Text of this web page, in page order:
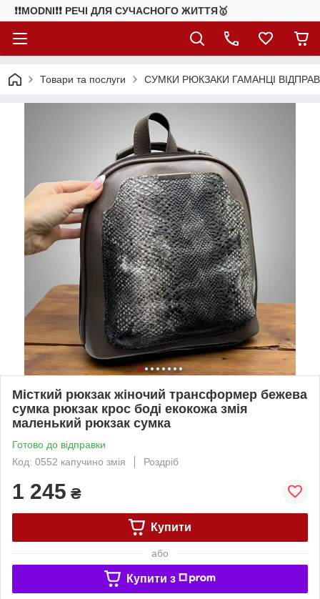
❗❗MODNI❗❗ РЕЧІ ДЛЯ СУЧАСНОГО ЖИТТЯ🥇
Товари та послуги СУМКИ РЮКЗАКИ ГАМАНЦІ
Місткий рюкзак жіночий трансформер бежева
сумка рюкзак крос боді екокожа змія
маленький рюкзак сумка
Готово до відправки
Код: 0552 капучино змія
Роздріб
1 245 ₴
Купити
або
Купити з